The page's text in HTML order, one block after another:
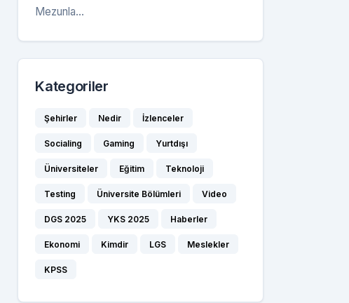
Mezunla...
Kategoriler
Şehirler Nedir İzlenceler
Socialing Gaming Yurtdışı
Üniversiteler Eğitim Teknoloji
Testing Üniversite Bölümleri Video
DGS 2025 YKS 2025 Haberler
Ekonomi Kimdir LGS Meslekler
KPSS